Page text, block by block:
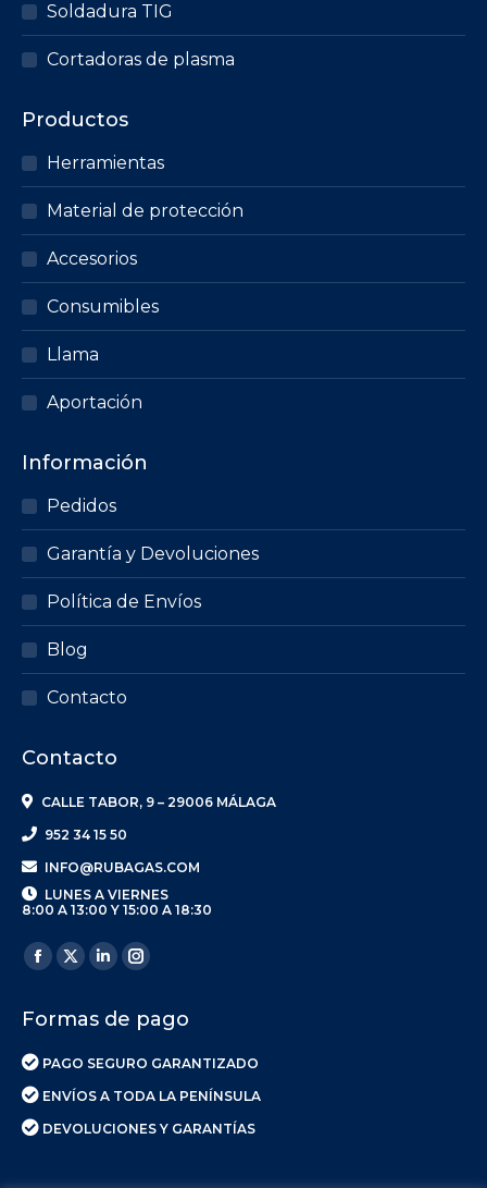
Soldadura TIG
Cortadoras de plasma
Productos
Herramientas
Material de protección
Accesorios
Consumibles
Llama
Aportación
Información
Pedidos
Garantía y Devoluciones
Política de Envíos
Blog
Contacto
Contacto
CALLE TABOR, 9 – 29006 MÁLAGA
952 34 15 50
INFO@RUBAGAS.COM
LUNES A VIERNES
8:00 A 13:00 Y 15:00 A 18:30
Encuéntranos en:
Facebook
opens
in
X
opens
Linkedin
opens
Instagram
opens
Formas de pago
PAGO SEGURO GARANTIZADO
ENVÍOS A TODA LA PENÍNSULA
DEVOLUCIONES Y GARANTÍAS